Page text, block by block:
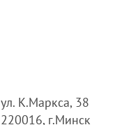
ул. К.Маркса, 38
220016, г.Минск